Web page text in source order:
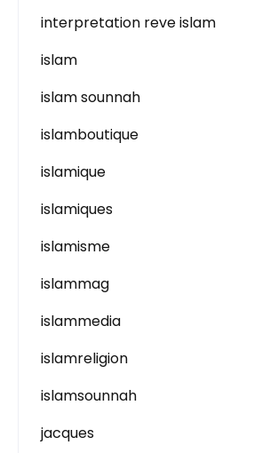
interpretation reve islam
islam
islam sounnah
islamboutique
islamique
islamiques
islamisme
islammag
islammedia
islamreligion
islamsounnah
jacques